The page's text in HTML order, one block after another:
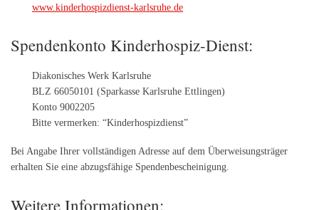
www.kinderhospizdienst-karlsruhe.de
Spendenkonto Kinderhospiz-Dienst:
Diakonisches Werk Karlsruhe
BLZ 66050101 (Sparkasse Karlsruhe Ettlingen)
Konto 9002205
Bitte vermerken: “Kinderhospizdienst”
Bei Angabe Ihrer vollständigen Adresse auf dem Überweisungsträger
erhalten Sie eine abzugsfähige Spendenbescheinigung.
Weitere Informationen: